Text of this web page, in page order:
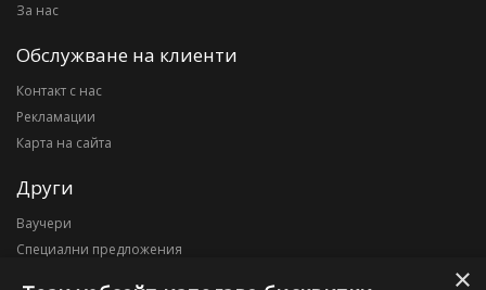
За нас
Обслужване на клиенти
Контакт с нас
Рекламации
Карта на сайта
Други
Ваучери
Специални предложения
×